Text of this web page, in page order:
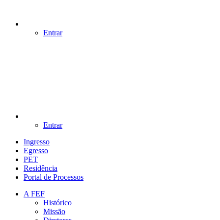
Entrar
Entrar
Ingresso
Egresso
PET
Residência
Portal de Processos
A FEF
Histórico
Missão